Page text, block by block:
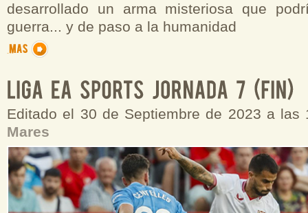
desarrollado un arma misteriosa que
guerra... y de paso a la humanidad
Editado el 30 de Septiembre de 2023 a
Mares